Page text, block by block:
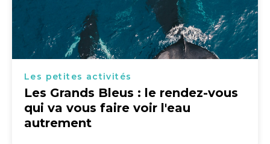
Les petites activités
Les Grands Bleus : le rendez-vous
qui va vous faire voir l'eau
autrement